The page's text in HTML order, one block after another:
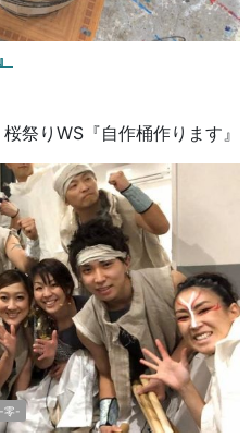
桜祭りWS『自作桶作ります』
零-